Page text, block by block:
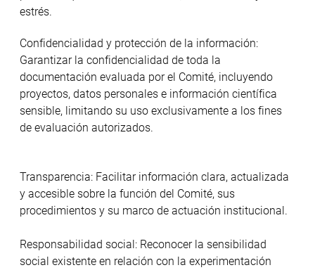
estrés.
Confidencialidad y protección de la información:
Garantizar la confidencialidad de toda la
documentación evaluada por el Comité, incluyendo
proyectos, datos personales e información científica
sensible, limitando su uso exclusivamente a los fines
de evaluación autorizados.
Transparencia: Facilitar información clara, actualizada
y accesible sobre la función del Comité, sus
procedimientos y su marco de actuación institucional.
Responsabilidad social: Reconocer la sensibilidad
social existente en relación con la experimentación